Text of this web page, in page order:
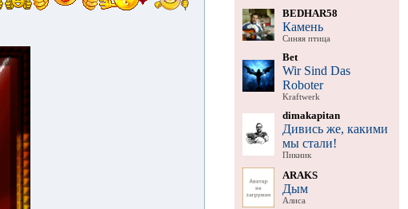
BEDHAR58
Камень
Синяя птица
Bet
Wir Sind Das
Roboter
Kraftwerk
dimakapitan
Дивись же, какими
мы стали!
Пикник
ARAKS
Дым
Алиса